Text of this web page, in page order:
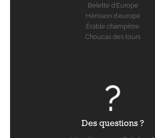
Belette d'Europe
Hérisson d'europe
Érable champêtre
Choucas des tours
Des questions ?